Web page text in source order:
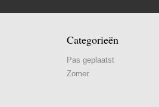
Categorieën
Pas geplaatst
Zomer